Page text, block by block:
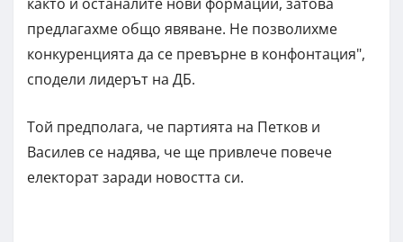
предлагахме общо явяване. Не позволихме
конкуренцията да се превърне в конфонтация",
сподели лидерът на ДБ.
Той предполага, че партията на Петков и
Василев се надява, че ще привлече повече
електорат заради новостта си.